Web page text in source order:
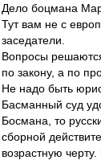
Дело боцмана
Тут вам не с
заседатели.
Вопросы
по закону, а по
Не надо быть
Басманный суд
Босмана, то
сборной
возрастную